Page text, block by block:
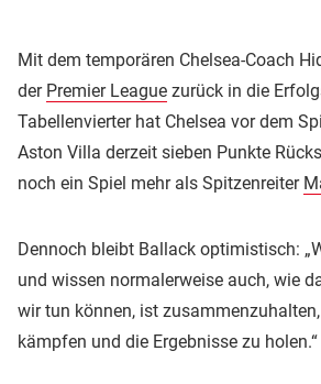
Mit dem temporären Chelsea-Coach
der Premier League zurück in die
Tabellenvierter hat Chelsea vor dem
Aston Villa derzeit sieben Punkte
noch ein Spiel mehr als Spitzenreiter
Dennoch bleibt Ballack optimistisch:
und wissen normalerweise auch, wie
wir tun können, ist
kämpfen und die Ergebnisse zu holen.“